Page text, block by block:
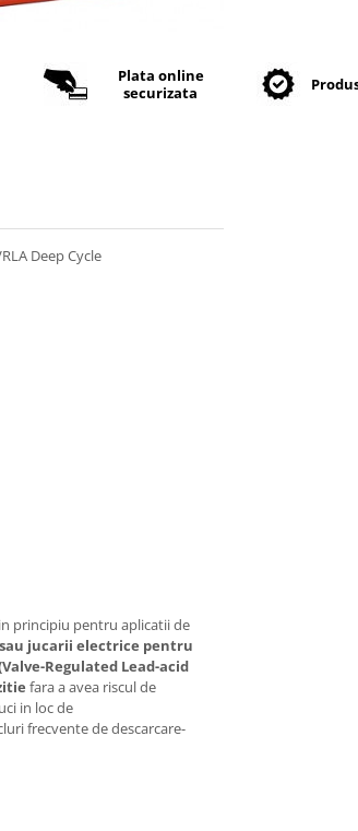
Plata online
securizata
Deep Cycle
principiu pentru aplicatii de
jucarii electrice pentru
Regulated Lead-acid
fara a avea riscul de
in loc de
frecvente de descarcare-